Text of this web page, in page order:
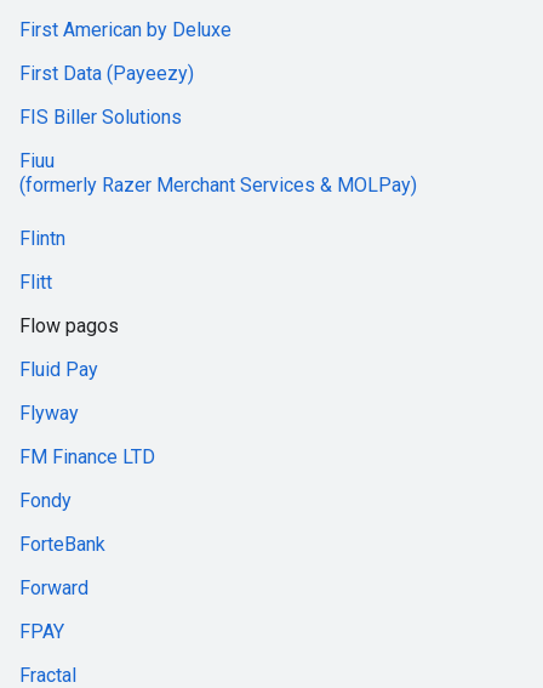
First American by Deluxe
First Data (Payeezy)
FIS Biller Solutions
Fiuu
(formerly Razer Merchant Services & MOLPay)
Flintn
Flitt
Flow pagos
Fluid Pay
Flyway
FM Finance LTD
Fondy
ForteBank
Forward
FPAY
Fractal